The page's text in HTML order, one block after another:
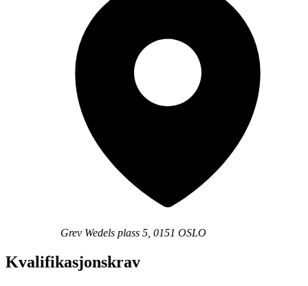
Grev Wedels plass 5, 0151 OSLO
Kvalifikasjonskrav